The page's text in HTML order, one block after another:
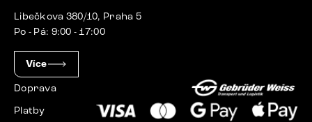
Libečkova 380/10, Praha 5
Po - Pá: 9:00 - 17:00
Více
Doprava
Platby